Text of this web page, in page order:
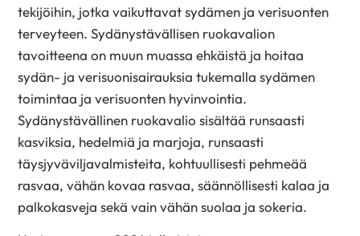
tekijöihin, jotka vaikuttavat sydämen ja verisuonten
terveyteen. Sydänystävällisen ruokavalion
tavoitteena on muun muassa ehkäistä ja hoitaa
sydän- ja verisuonisairauksia tukemalla sydämen
toimintaa ja verisuonten hyvinvointia.
Sydänystävällinen ruokavalio sisältää runsaasti
kasviksia, hedelmiä ja marjoja, runsaasti
täysjyväviljavalmisteita, kohtuullisesti pehmeää
rasvaa, vähän kovaa rasvaa, säännöllisesti kalaa ja
palkokasveja sekä vain vähän suolaa ja sokeria.